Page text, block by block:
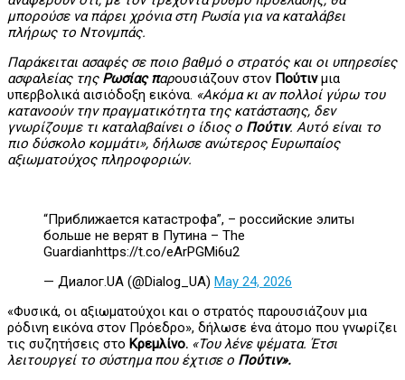
μπορούσε να πάρει χρόνια στη Ρωσία για να καταλάβει
πλήρως το Ντονμπάς.
Παράκειται ασαφές σε ποιο βαθμό ο στρατός και οι υπηρεσίες
ασφαλείας της Ρωσίας παρουσιάζουν στον Πούτινμια
υπερβολικά αισιόδοξη εικόνα. «Ακόμα κι αν πολλοί γύρω του
κατανοούν την πραγματικότητα της κατάστασης, δεν
γνωρίζουμε τι καταλαβαίνει ο ίδιος ο Πούτιν. Αυτό είναι το
πιο δύσκολο κομμάτι», δήλωσε ανώτερος Ευρωπαίος
αξιωματούχος πληροφοριών.
“Приближается катастрофа”, – российские элиты
больше не верят в Путина – The
Guardianhttps://t.co/eArPGMi6u2
— Диалог.UA (@Dialog_UA) May 24, 2026
«Φυσικά, οι αξιωματούχοι και ο στρατός παρουσιάζουν μια
ρόδινη εικόνα στον Πρόεδρο», δήλωσε ένα άτομο που γνωρίζει
τις συζητήσεις στο Κρεμλίνο. «Του λένε ψέματα. Έτσι
λειτουργεί το σύστημα που έχτισε ο Πούτιν».